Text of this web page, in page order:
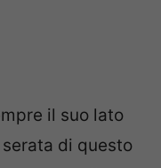
il suo lato
di questo